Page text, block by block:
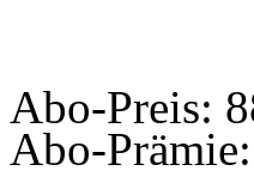
Abo-Preis:
Abo-